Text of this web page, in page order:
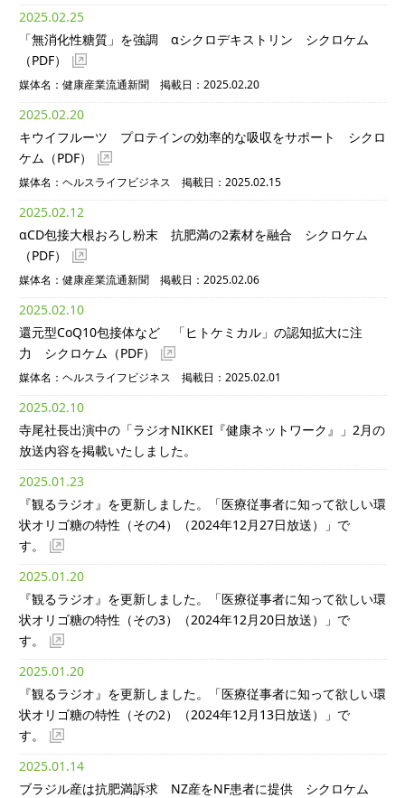
2025.02.25
「無消化性糖質」を強調 αシクロデキストリン シクロケム
（PDF）
媒体名：健康産業流通新聞 掲載日：2025.02.20
2025.02.20
キウイフルーツ プロテインの効率的な吸収をサポート シクロ
ケム （PDF）
媒体名：ヘルスライフビジネス 掲載日：2025.02.15
2025.02.12
αCD包接大根おろし粉末 抗肥満の2素材を融合 シクロケム
（PDF）
媒体名：健康産業流通新聞 掲載日：2025.02.06
2025.02.10
還元型CoQ10包接体など 「ヒトケミカル」の認知拡大に注
力 シクロケム （PDF）
媒体名：ヘルスライフビジネス 掲載日：2025.02.01
2025.02.10
寺尾社長出演中の「ラジオNIKKEI『健康ネットワーク』」2月の
放送内容を掲載いたしました。
2025.01.23
『観るラジオ』を更新しました。「医療従事者に知って欲しい環
状オリゴ糖の特性（その4）（2024年12月27日放送）」で
す。
2025.01.20
『観るラジオ』を更新しました。「医療従事者に知って欲しい環
状オリゴ糖の特性（その3）（2024年12月20日放送）」で
す。
2025.01.20
『観るラジオ』を更新しました。「医療従事者に知って欲しい環
状オリゴ糖の特性（その2）（2024年12月13日放送）」で
す。
2025.01.14
ブラジル産は抗肥満訴求 NZ産をNF患者に提供 シクロケム